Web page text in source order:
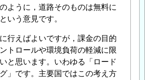
ように，道路そのものは無料に
いう意見です。
行えばよいですが，課金の目的
トロールや環境負荷の軽減に限
と思います。いわゆる「ロード
」です。主要国ではこの考え方